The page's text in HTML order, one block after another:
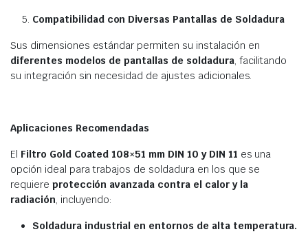
Compatibilidad con Diversas Pantallas de Soldadura
Sus dimensiones estándar permiten su instalación en
diferentes modelos de pantallas de soldadura, facilitando
su integración sin necesidad de ajustes adicionales.
Aplicaciones Recomendadas
El Filtro Gold Coated 108×51 mm DIN 10 y DIN 11 es una
opción ideal para trabajos de soldadura en los que se
requiere protección avanzada contra el calor y la
radiación, incluyendo:
Soldadura industrial en entornos de alta temperatura.